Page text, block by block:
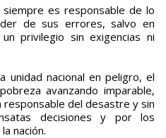
siempre es responsable de lo
de sus errores, salvo en
privilegio sin exigencias ni
unidad nacional en peligro, el
avanzando imparable,
del desastre y sin
decisiones y por los
nación.